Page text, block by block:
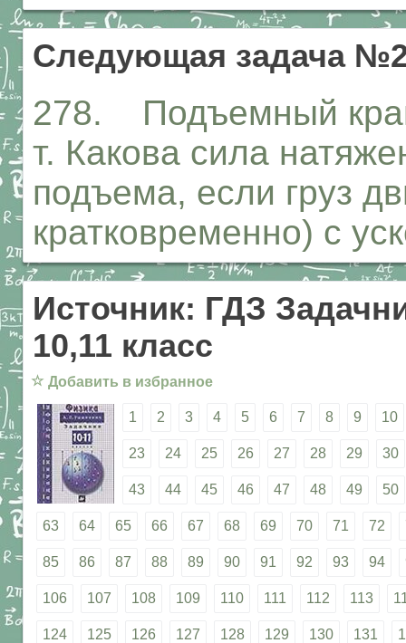
Следующая задача
278. Подъемный
т. Какова сила
подъема, если груз
кратковременно) с
Источник: ГДЗ
10,11 класс
☆ Добавить в избранное
1 2 3 4 5 6 7 8 9 10
23 24 25 26 27 28 29 30
43 44 45 46 47 48 49 50
63 64 65 66 67 68 69 70 71 72
85 86 87 88 89 90 91 92 93 94
106 107 108 109 110 111 112 113
124 125 126 127 128 129 130 131